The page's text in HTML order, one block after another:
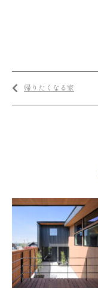
帰りたくなる家